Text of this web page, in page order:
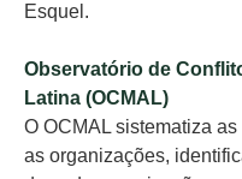
Esquel.
Observatório de
Latina (OCMAL)
O OCMAL sistematiza
as organizações,